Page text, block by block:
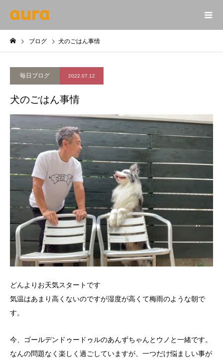
ブログ 犬のごはん事情
毎日ブログ 2022.07.12
犬のごはん事情
どんよりお天気スタートです
気温はあまり高くないのですが湿度が高くて梅雨のような朝で
す。
今、ゴールデンドゥードゥルのあんずちゃんとウノと一緒です。
なんの問題なく楽しく過ごしていますが、一つだけ悩ましい事が